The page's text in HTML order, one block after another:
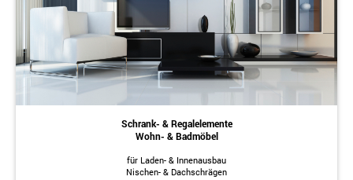
Schrank- & Regalelemente
Wohn- & Badmöbel
für Laden- & Innenausbau
Nischen- & Dachschrägen